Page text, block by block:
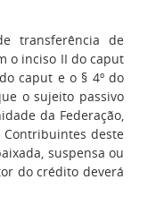
transferência de
o inciso II do caput
caput e o § 4º do
o sujeito passivo
da Federação,
Contribuintes deste
suspensa ou
do crédito deverá